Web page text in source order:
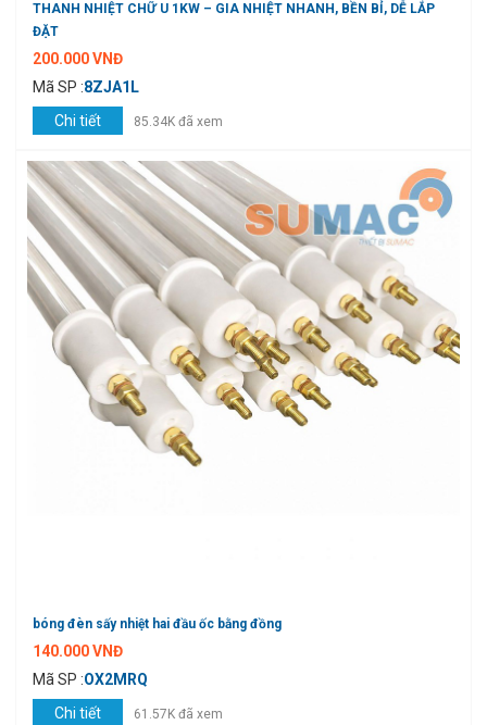
THANH NHIỆT CHỮ U 1KW – GIA NHIỆT NHANH, BỀN BỈ, DỄ LẮP
ĐẶT
200.000 VNĐ
Mã SP :8ZJA1L
Chi tiết
85.34K đã xem
bóng đèn sấy nhiệt hai đầu ốc bằng đồng
140.000 VNĐ
Mã SP :OX2MRQ
Chi tiết
61.57K đã xem